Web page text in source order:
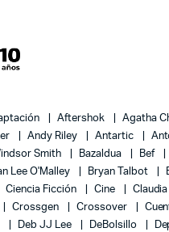
Aftershok Agatha
Andy Riley Antartic
Smith Bazaldua Bef
Lee O'Malley Bryan Talbot
Ciencia Ficción Cine
Crossgen Crossover
Deb JJ Lee DeBolsillo